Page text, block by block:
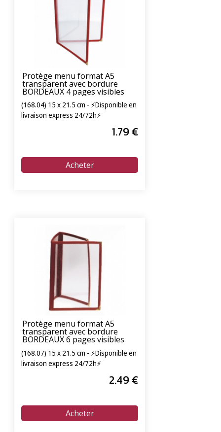
Protège menu format A5
transparent avec bordure
BORDEAUX 4 pages visibles
(168.04) 15 x 21.5 cm - ⚡Disponible en
livraison express 24/72h⚡
1.79 €
Protège menu format A5
transparent avec bordure
BORDEAUX 6 pages visibles
(168.07) 15 x 21.5 cm - ⚡Disponible en
livraison express 24/72h⚡
2.49 €